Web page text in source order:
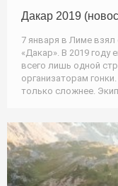
Дакар 2019
7 января в Лиме
«Дакар». В 2019 году
всего лишь одной
организаторам
только сложнее.